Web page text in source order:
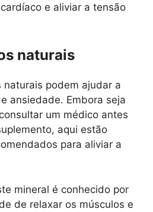
e aliviar a tensão
naturais
naturais podem ajudar a
ansiedade. Embora seja
um médico antes
aqui estão
para aliviar a
mineral é conhecido por
de relaxar os músculos e